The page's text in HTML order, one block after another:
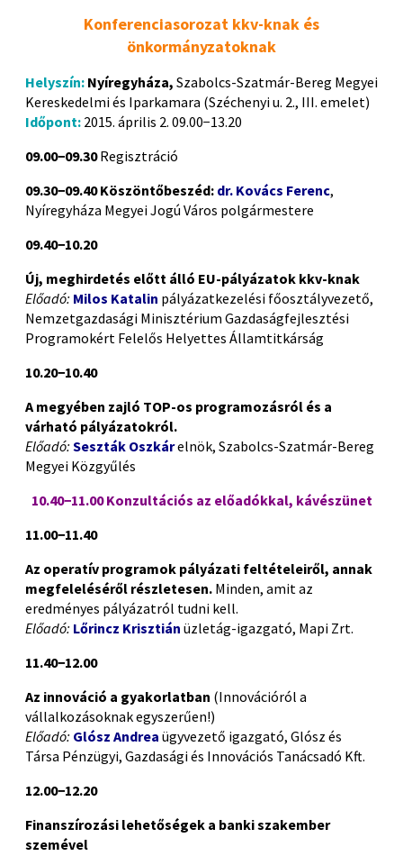
Konferenciasorozat kkv-knak és
önkormányzatoknak
Helyszín: Nyíregyháza, Szabolcs-Szatmár-Bereg Megyei
Kereskedelmi és Iparkamara (Széchenyi u. 2., III. emelet)
Időpont: 2015. április 2. 09.00−13.20
09.00−09.30Regisztráció
09.30−09.40 Köszöntőbeszéd: dr. Kovács Ferenc,
Nyíregyháza Megyei Jogú Város polgármestere
09.40−10.20
Új, meghirdetés előtt álló EU-pályázatok kkv-knak
Előadó: Milos Katalin pályázatkezelési főosztályvezető,
Nemzetgazdasági Minisztérium Gazdaságfejlesztési
Programokért Felelős Helyettes Államtitkárság
10.20−10.40
A megyében zajló TOP-os programozásról és a
várható pályázatokról.
Előadó: Seszták Oszkárelnök, Szabolcs-Szatmár-Bereg
Megyei Közgyűlés
10.40−11.00 Konzultációs az előadókkal, kávészünet
11.00−11.40
Az operatív programok pályázati feltételeiről, annak
megfeleléséről részletesen. Minden, amit az
eredményes pályázatról tudni kell.
Előadó: Lőrincz Krisztián üzletág-igazgató, Mapi Zrt.
11.40−12.00
Az innováció a gyakorlatban (Innovációról a
vállalkozásoknak egyszerűen!)
Előadó: Glósz Andrea ügyvezető igazgató, Glósz és
Társa Pénzügyi, Gazdasági és Innovációs Tanácsadó Kft.
12.00−12.20
Finanszírozási lehetőségek a banki szakember
szemével